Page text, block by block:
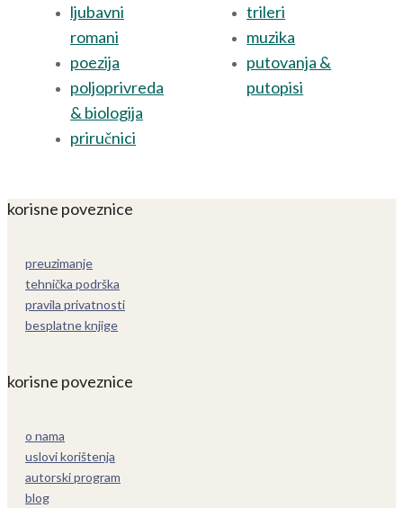
ljubavni
romani
poezija
poljoprivreda
& biologija
priručnici
trileri
muzika
putovanja &
putopisi
korisne poveznice
preuzimanje
tehnička podrška
pravila privatnosti
besplatne knjige
korisne poveznice
o nama
uslovi korištenja
autorski program
blog